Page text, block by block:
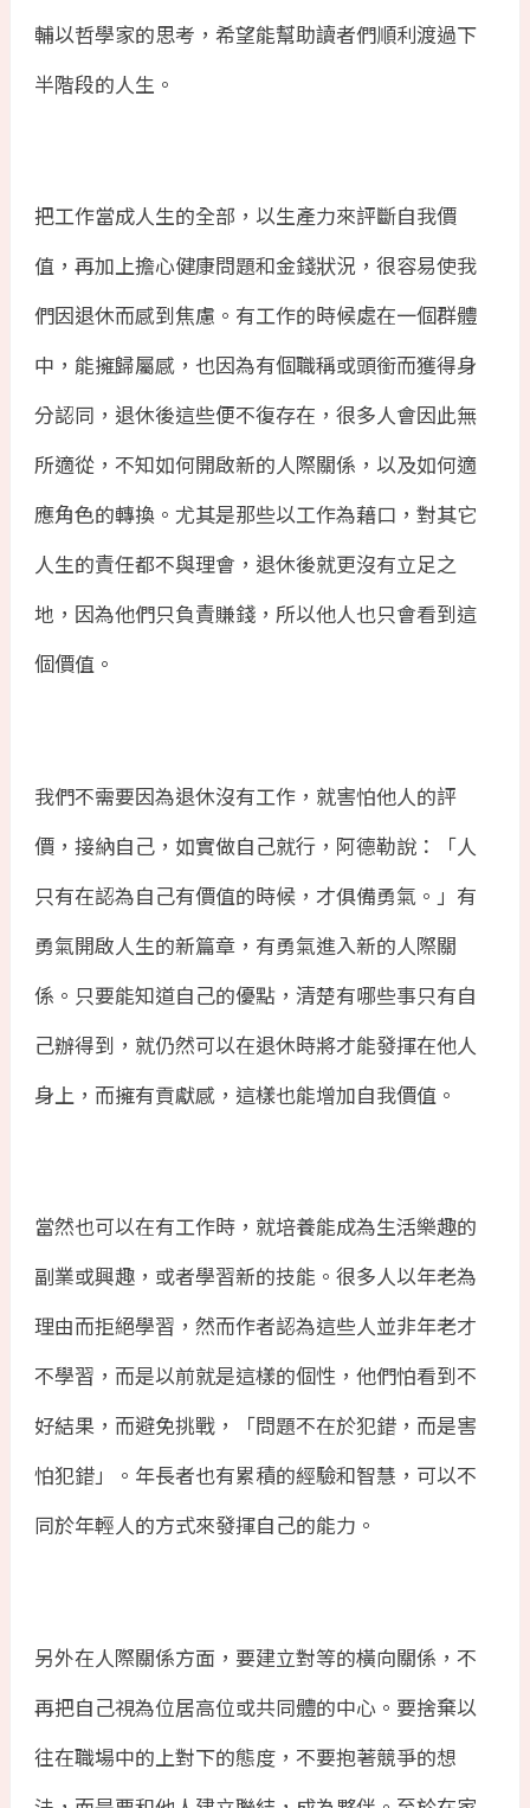
輔以哲學家的思考，希望能幫助讀者們順利渡過下
半階段的人生。
把工作當成人生的全部，以生產力來評斷自我價
值，再加上擔心健康問題和金錢狀況，很容易使我
們因退休而感到焦慮。有工作的時候處在一個群體
中，能擁歸屬感，也因為有個職稱或頭銜而獲得身
分認同，退休後這些便不復存在，很多人會因此無
所適從，不知如何開啟新的人際關係，以及如何適
應角色的轉換。尤其是那些以工作為藉口，對其它
人生的責任都不與理會，退休後就更沒有立足之
地，因為他們只負責賺錢，所以他人也只會看到這
個價值。
我們不需要因為退休沒有工作，就害怕他人的評
價，接納自己，如實做自己就行，阿德勒說：「人
只有在認為自己有價值的時候，才俱備勇氣。」有
勇氣開啟人生的新篇章，有勇氣進入新的人際關
係。只要能知道自己的優點，清楚有哪些事只有自
己辦得到，就仍然可以在退休時將才能發揮在他人
身上，而擁有貢獻感，這樣也能增加自我價值。
當然也可以在有工作時，就培養能成為生活樂趣的
副業或興趣，或者學習新的技能。很多人以年老為
理由而拒絕學習，然而作者認為這些人並非年老才
不學習，而是以前就是這樣的個性，他們怕看到不
好結果，而避免挑戰，「問題不在於犯錯，而是害
怕犯錯」。年長者也有累積的經驗和智慧，可以不
同於年輕人的方式來發揮自己的能力。
另外在人際關係方面，要建立對等的橫向關係，不
再把自己視為位居高位或共同體的中心。要捨棄以
往在職場中的上對下的態度，不要抱著競爭的想